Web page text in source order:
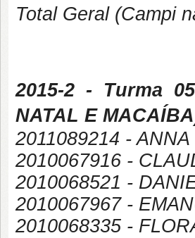
Total Geral (Campi
2015-2 - Turma
NATAL E MACAÍBA
2011089214 -
2010067916 -
2010068521 -
2010067967 -
2010068335 -